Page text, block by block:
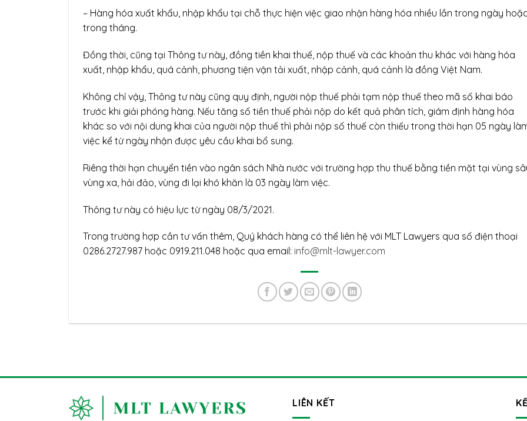
– Hàng hóa xuất khẩu, nhập khẩu tại chỗ thực hiện việc giao nhận hàng hóa nhiều lần trong ngày hoặc
trong tháng.
Đồng thời, cũng tại Thông tư này, đồng tiền khai thuế, nộp thuế và các khoản thu khác với hàng hóa
xuất, nhập khẩu, quá cảnh, phương tiện vận tải xuất, nhập cảnh, quá cảnh là đồng Việt Nam.
Không chỉ vậy, Thông tư này cũng quy định, người nộp thuế phải tạm nộp thuế theo mã số khai báo
trước khi giải phóng hàng. Nếu tăng số tiền thuế phải nộp do kết quả phân tích, giám định hàng hóa
khác so với nội dung khai của người nộp thuế thì phải nộp số thuế còn thiếu trong thời hạn 05 ngày
việc kể từ ngày nhận được yêu cầu khai bổ sung.
Riêng thời hạn chuyển tiền vào ngân sách Nhà nước với trường hợp thu thuế bằng tiền mặt tại vùng
vùng xa, hải đảo, vùng đi lại khó khăn là 03 ngày làm việc.
Thông tư này có hiệu lực từ ngày 08/3/2021.
Trong trường hợp cần tư vấn thêm, Quý khách hàng có thể liên hệ với MLT Lawyers qua số điện thoại
0286.2727.987 hoặc 0919.211.048 hoặc qua email: info@mlt-lawyer.com
LIÊN KẾT